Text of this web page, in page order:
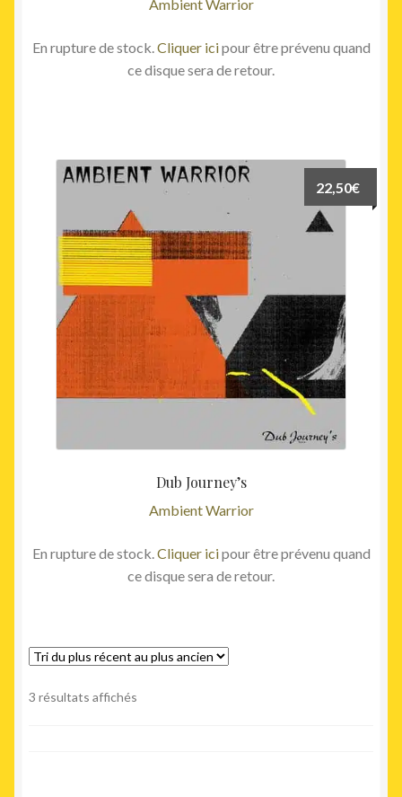
Ambient Warrior
En rupture de stock. Cliquer icipour être prévenu quand
ce disque sera de retour.
Dub Journey’s
Ambient Warrior
22,50€
En rupture de stock. Cliquer icipour être prévenu quand
ce disque sera de retour.
3 résultats affichés